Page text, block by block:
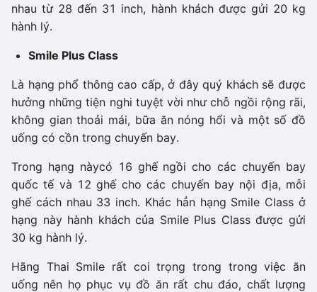
nhau từ 28 đến 31 inch, hành khách được gửi 20 kg
hành lý.
Smile Plus Class
Là hạng phổ thông cao cấp, ở đây quý khách sẽ được
hưởng những tiện nghi tuyệt vời như chỗ ngồi rộng rãi,
không gian thoải mái, bữa ăn nóng hổi và một số đồ
uống có cồn trong chuyến bay.
Trong hạng nàycó 16 ghế ngồi cho các chuyến bay
quốc tế và 12 ghế cho các chuyến bay nội địa, mỗi
ghế cách nhau 33 inch. Khác hẳn hạng Smile Class ở
hạng này hành khách của Smile Plus Class được gửi
30 kg hành lý.
Hãng Thai Smile rất coi trọng trong trong việc ăn
uống nên họ phục vụ đồ ăn rất chu đáo, chất lượng